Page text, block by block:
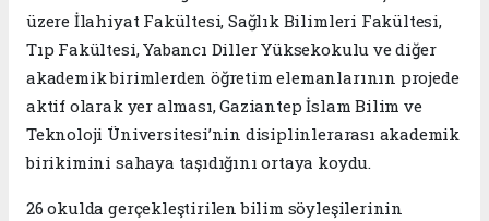
üzere İlahiyat Fakültesi, Sağlık Bilimleri Fakültesi,
Tıp Fakültesi, Yabancı Diller Yüksekokulu ve diğer
akademik birimlerden öğretim elemanlarının projede
aktif olarak yer alması,Gaziantep İslam Bilim ve
Teknoloji Üniversitesi’nin disiplinlerarası akademik
birikimini sahaya taşıdığını ortaya koydu.
26 okulda gerçekleştirilen bilim söyleşilerinin